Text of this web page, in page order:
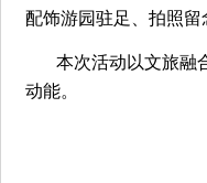
配饰游园驻足、拍照
本次活动以文旅融
动能。